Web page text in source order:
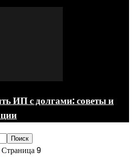
ИП с долгами: советы и
Страница 9